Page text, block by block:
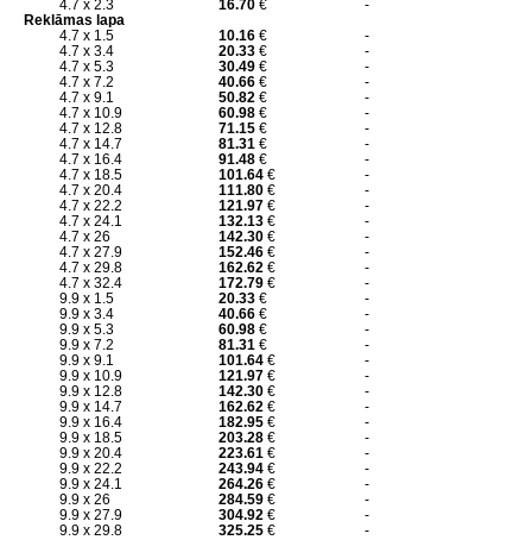
4.7 x 2.3
16.70€
-
Reklāmas lapa
4.7 x 1.5
10.16€
-
4.7 x 3.4
20.33€
-
4.7 x 5.3
30.49€
-
4.7 x 7.2
40.66€
-
4.7 x 9.1
50.82€
-
4.7 x 10.9
60.98€
-
4.7 x 12.8
71.15€
-
4.7 x 14.7
81.31€
-
4.7 x 16.4
91.48€
-
4.7 x 18.5
101.64€
-
4.7 x 20.4
111.80€
-
4.7 x 22.2
121.97€
-
4.7 x 24.1
132.13€
-
4.7 x 26
142.30€
-
4.7 x 27.9
152.46€
-
4.7 x 29.8
162.62€
-
4.7 x 32.4
172.79€
-
9.9 x 1.5
20.33€
-
9.9 x 3.4
40.66€
-
9.9 x 5.3
60.98€
-
9.9 x 7.2
81.31€
-
9.9 x 9.1
101.64€
-
9.9 x 10.9
121.97€
-
9.9 x 12.8
142.30€
-
9.9 x 14.7
162.62€
-
9.9 x 16.4
182.95€
-
9.9 x 18.5
203.28€
-
9.9 x 20.4
223.61€
-
9.9 x 22.2
243.94€
-
9.9 x 24.1
264.26€
-
9.9 x 26
284.59€
-
9.9 x 27.9
304.92€
-
9.9 x 29.8
325.25€
-